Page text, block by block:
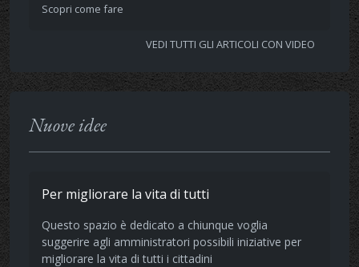
Scopri come fare
VEDI TUTTI GLI ARTICOLI CON VIDEO
Nuove idee
Per migliorare la vita di tutti
Questo spazio è dedicato a chiunque voglia
suggerire agli amministratori possibili iniziative per
migliorare la vita di tutti i cittadini